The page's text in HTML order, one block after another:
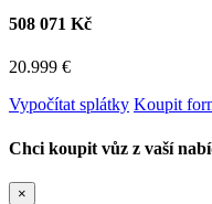
508 071 Kč
20.999 €
Vypočítat splátky Koupit
Chci koupit vůz z vaší
×